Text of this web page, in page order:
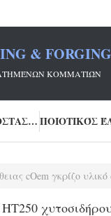
&
ΚΟΜΜΑΤΙΏΝ
ΓΎΡΟΣ ΕΡΓΟΣΤΑΣΊΩΝ
cOem γκρίζο